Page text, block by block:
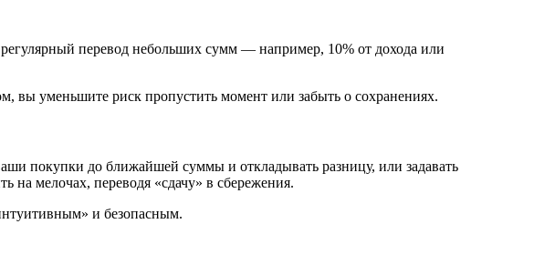
перевод небольших сумм — например, 10% от дохода или
вы уменьшите риск пропустить момент или забыть о сохранениях.
покупки до ближайшей суммы и откладывать разницу, или задавать
на мелочах, переводя «сдачу» в сбережения.
и безопасным.